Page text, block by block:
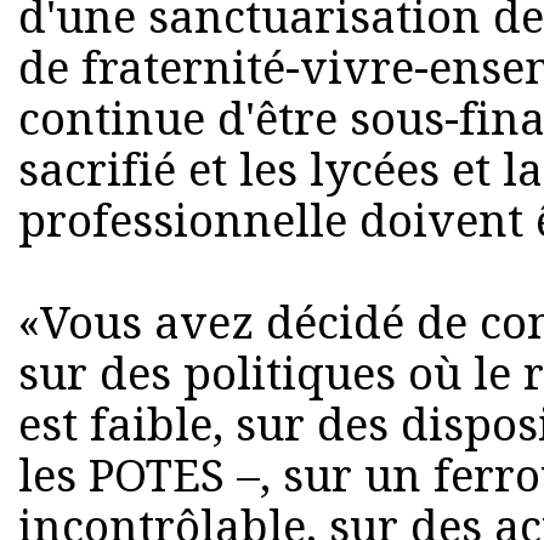
d'une sanctuarisation
de fraternité-vivre-
continue d'être sous-
sacrifié et les lycées et
professionnelle doivent
«Vous avez décidé de
sur des politiques où le
est faible, sur des
les POTES –, sur un
incontrôlable, sur des